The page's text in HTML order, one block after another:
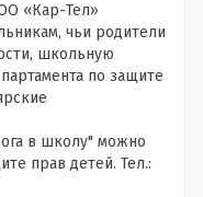
«Кар-Тел»
чьи родители
школьную
по защите
в школу" можно
прав детей. Тел.: